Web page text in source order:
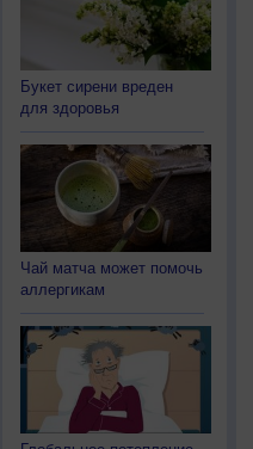
Букет сирени вреден
для здоровья
Чай матча может помочь
аллергикам